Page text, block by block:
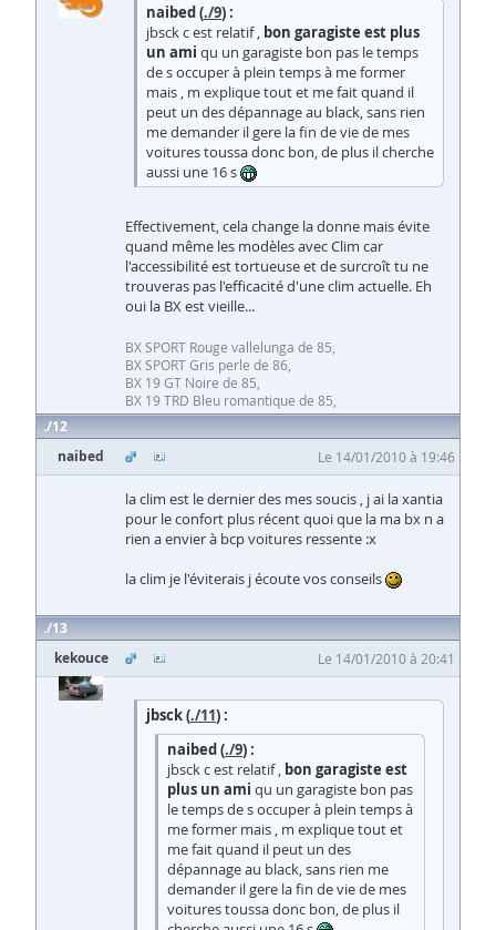
naibed (./9) :
jbsck c est relatif , bon garagiste est plus
un ami qu un garagiste bon pas le temps
de s occuper à plein temps à me former
mais , m explique tout et me fait quand il
peut un des dépannage au black, sans rien
me demander il gere la fin de vie de mes
voitures toussa donc bon, de plus il cherche
aussi une 16 s
Effectivement, cela change la donne mais évite
quand même les modèles avec Clim car
l'accessibilité est tortueuse et de surcroît tu ne
trouveras pas l'efficacité d'une clim actuelle. Eh
oui la BX est vieille...
BX SPORT Rouge vallelunga de 85,
BX SPORT Gris perle de 86,
BX 19 GT Noire de 85,
BX 19 TRD Bleu romantique de 85,
12
naibed
Le 14/01/2010 à 19:46
la clim est le dernier des mes soucis , j ai la xantia
pour le confort plus récent quoi que la ma bx n a
rien a envier à bcp voitures ressente :x
la clim je l'éviterais j écoute vos conseils
13
kekouce
Le 14/01/2010 à 20:41
jbsck (./11) :
naibed (./9) :
jbsck c est relatif , bon garagiste est
plus un ami qu un garagiste bon pas
le temps de s occuper à plein temps à
me former mais , m explique tout et
me fait quand il peut un des
dépannage au black, sans rien me
demander il gere la fin de vie de mes
voitures toussa donc bon, de plus il